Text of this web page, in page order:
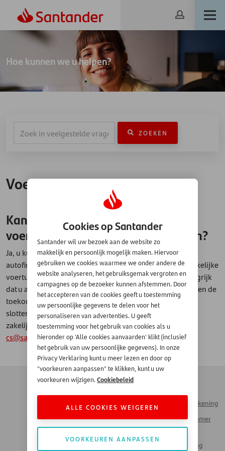
Hoe kunnen we u helpen?
ZOEKEN
Voertuigfinanciering
Kan ik mijn zakelijke
voertuigfinanciering eerder aflossen?
Ja, u kunt altijd eerder aflossen, ook op uw zakelijke
autofinanciering ofwel Financial Lease. Maar als u een zakelijke
voertuigfinanciering eerder wilt aflossen is het wel belangrijk
dat u alle resterende termijnen binnen de overeenkomst en de
toekomstige rente op deze termijnen en de eventuele
slottermijn, ineens betaalt. Vraag het inlossaldo voor uw
zakelijke voertuigfinanciering via e-mail op bij
cs@santander.nlo.v.v. uw contractnummer.
Contact
Werken bij Santander
Actueel Nieuws
Inloggen Mijn Rekening
Santander Consumer
Bank
Santander Leasing
Cookies op Santander
Santander wil uw bezoek aan de website zo
makkelijk en persoonlijk mogelijk maken. Hiervoor
gebruiken we cookies waarmee we onder andere de
website analyseren, het gebruiksgemak vergroten en
campagnes op de bezoeker kunnen afstemmen. Door
het accepteren van de cookies geeft u toestemming
uw persoonlijke gegevens te delen voor het
personaliseren van advertenties. U geeft
toestemming voor het gebruik van cookies als u
hieronder op 'Alle cookies aanvaarden' klikt (inclusief
het gebruik van uw persoonlijke gegevens). In onze
Privacy Verklaring kunt u meer lezen en door op
"voorkeuren aanpassen" te klikken, kunt u uw
voorkeuren wijzigen.Cookiebeleid
ALLE COOKIES WEIGEREN
VOORKEUREN AANPASSEN